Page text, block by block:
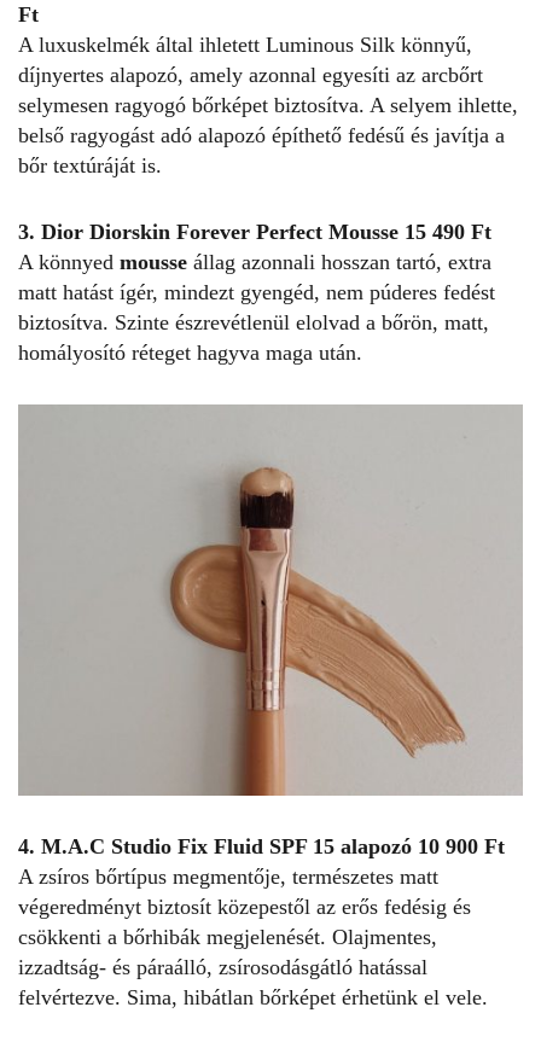
Ft
A luxuskelmék által ihletett Luminous Silk könnyű,
díjnyertes alapozó, amely azonnal egyesíti az arcbőrt
selymesen ragyogó bőrképet biztosítva. A selyem ihlette,
belső ragyogást adó alapozó építhető fedésű és javítja a
bőr textúráját is.
3. Dior Diorskin Forever Perfect Mousse 15 490 Ft
A könnyed mousse állag azonnali hosszan tartó, extra
matt hatást ígér, mindezt gyengéd, nem púderes fedést
biztosítva. Szinte észrevétlenül elolvad a bőrön, matt,
homályosító réteget hagyva maga után.
4. M.A.C Studio Fix Fluid SPF 15 alapozó 10 900 Ft
A zsíros bőrtípus megmentője, természetes matt
végeredményt biztosít közepestől az erős fedésig és
csökkenti a bőrhibák megjelenését. Olajmentes,
izzadtság- és páraálló, zsírosodásgátló hatással
felvértezve. Sima, hibátlan bőrképet érhetünk el vele.